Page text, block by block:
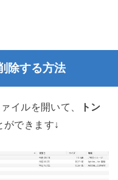
除する方法
イルを開いて、
トン
ができます↓